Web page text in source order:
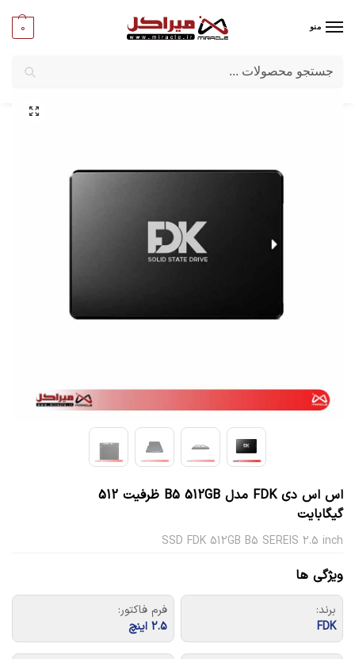
منو 0
میراکل/کامپیوتر/قطعات اصلی
اس اس دی FDK مدل B5 512GB ظرفیت 512
گیگابایت
SSD FDK 512GB B5 SEREIS 2.5 inch
ویژگی ها
برند:
FDK
فرم فاکتور:
2.5 اینچ